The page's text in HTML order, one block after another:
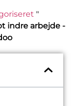
"
indre arbejde -